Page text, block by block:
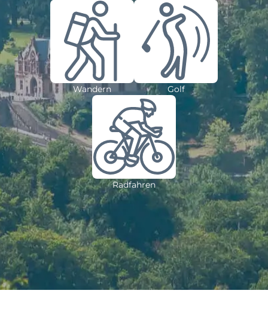
Wandern Golf
Radfahren